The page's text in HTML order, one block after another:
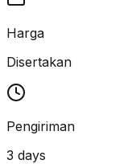
Harga
Disertakan
Pengiriman
3 days